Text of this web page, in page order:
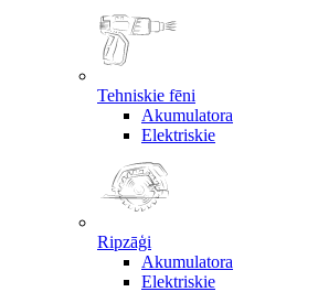
Tehniskie fēni
Akumulatora
Elektriskie
Ripzāģi
Akumulatora
Elektriskie